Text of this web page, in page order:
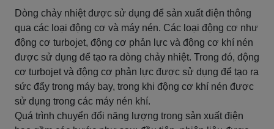
Dòng chảy nhiệt được sử dụng để sản xuất điện thông
qua các loại động cơ và máy nén. Các loại động cơ như
động cơ turbojet, động cơ phản lực và động cơ khí nén
được sử dụng để tạo ra dòng chảy nhiệt. Trong đó, động
cơ turbojet và động cơ phản lực được sử dụng để tạo ra
sức đẩy trong máy bay, trong khi động cơ khí nén được
sử dụng trong các máy nén khí.
Quá trình chuyển đổi năng lượng trong sản xuất điện